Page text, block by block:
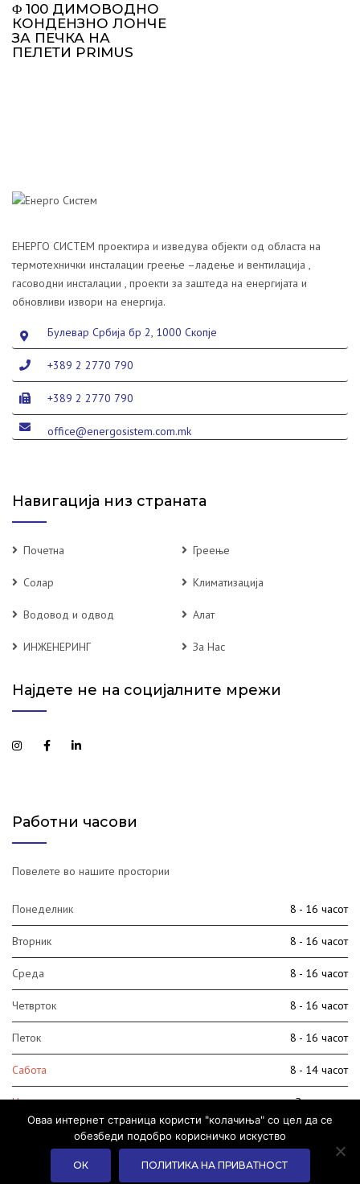
Φ 100 ДИМОВОДНО
КОНДЕНЗНО ЛОНЧЕ
ЗА ПЕЧКА НА
ПЕЛЕТИ PRIMUS
ЕНЕРГО СИСТЕМ проектира и изведува објекти од областа на
термотехнички инсталации греење –ладење и вентилација ,
гасоводни инсталации , проекти за заштеда на енергијата и
обновливи извори на енергија.
Булевар Србија бр 2, 1000 Скопје
+389 2 2770 790
+389 2 2770 790
office@energosistem.com.mk
Навигација низ страната
Почетна Греење
Солар Климатизација
Водовод и одвод Алат
ИНЖЕНЕРИНГ За Нас
Најдете не на социјалните мрежи
Работни часови
Повелете во нашите простории
Понеделник 8 - 16 часот
Вторник 8 - 16 часот
Среда 8 - 16 часот
Четврток 8 - 16 часот
Петок 8 - 16 часот
Сабота 8 - 14 часот
Недела Затворено
Copyright ©2020 Eнерго Систем
Оваа интернет страница користи "колачиња" со цел да се
обезбеди подобро корисничко искуство
ОК ПОЛИТИКА НА ПРИВАТНОСТ